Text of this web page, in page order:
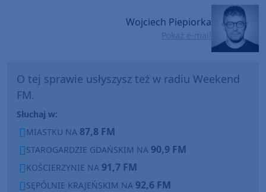
Wojciech Piepiorka
Pokaż e-mail
O tej sprawie usłyszysz też w radiu Weekend
FM.
Słuchaj w:
MIASTKU NA 87,8 FM
STAROGARDZIE GDAŃSKIM NA 90,9 FM
KOŚCIERZYNIE NA 91,7 FM
SĘPÓLNIE KRAJEŃSKIM NA 92,6 FM